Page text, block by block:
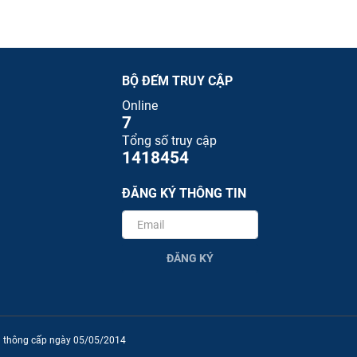
BỘ ĐẾM TRUY CẬP
Online
7
Tổng số truy cập
1418454
ĐĂNG KÝ THÔNG TIN
ĐĂNG KÝ
thông cấp ngày 05/05/2014